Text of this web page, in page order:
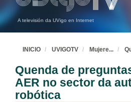
A televisión da UVigo en Internet
INICIO UVIGOTV Mujere...
Quenda de
AER no sector da
robótica